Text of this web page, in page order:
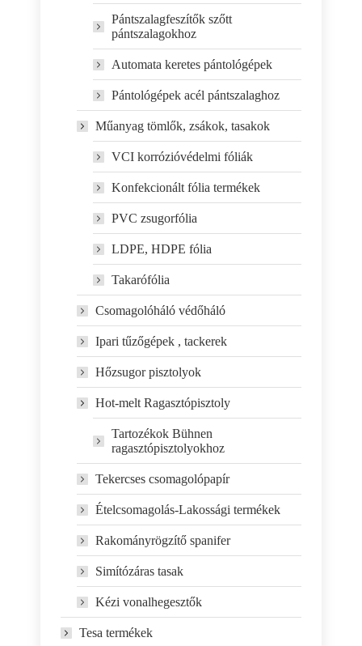
Pántszalagfeszítők szőtt
pántszalagokhoz
Automata keretes pántológépek
Pántológépek acél pántszalaghoz
Műanyag tömlők, zsákok, tasakok
VCI korrózióvédelmi fóliák
Konfekcionált fólia termékek
PVC zsugorfólia
LDPE, HDPE fólia
Takarófólia
Csomagolóháló védőháló
Ipari tűzőgépek , tackerek
Hőzsugor pisztolyok
Hot-melt Ragasztópisztoly
Tartozékok Bühnen
ragasztópisztolyokhoz
Tekercses csomagolópapír
Ételcsomagolás-Lakossági termékek
Rakományrögzítő spanifer
Simítózáras tasak
Kézi vonalhegesztők
Tesa termékek